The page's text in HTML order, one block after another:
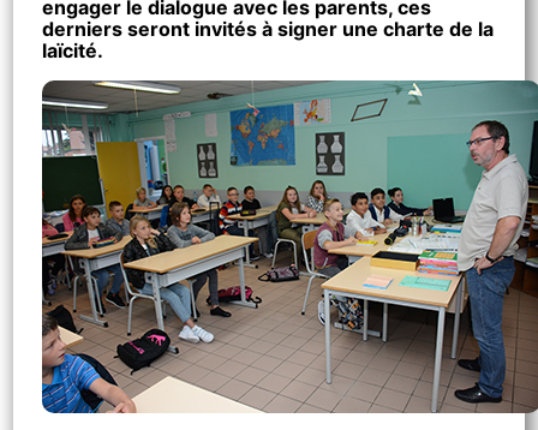
engager le dialogue avec les parents, ces
derniers seront invités à signer une charte de la
laïcité.